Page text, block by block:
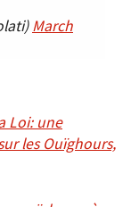
March
Loi: une
les Ouïghours,